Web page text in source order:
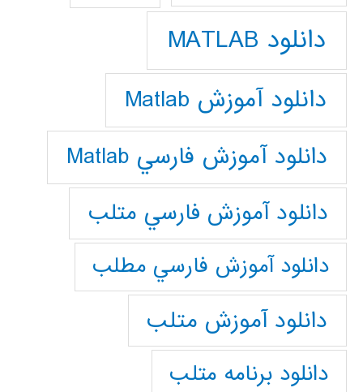
دانلود MATLAB
دانلود آموزش Matlab
دانلود آموزش فارسي Matlab
دانلود آموزش فارسي متلب
دانلود آموزش فارسي مطلب
دانلود آموزش متلب
دانلود برنامه متلب